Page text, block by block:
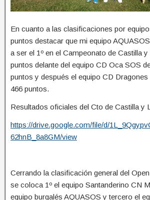
En cuanto a las clasificaciones por
puntos destacar que mi equipo
a ser el 1º en el Campeonato de Castilla
puntos delante del equipo CD Oca SOS
puntos y después el equipo CD
466 puntos.
Resultados oficiales del Cto de Castilla y
https://drive.google.com/file/d/
62hnB_8a8GM/view
Cerrando la clasificación general del
se coloca 1º el equipo Santanderino CN
equipo burgalés AQUASOS y tercero el